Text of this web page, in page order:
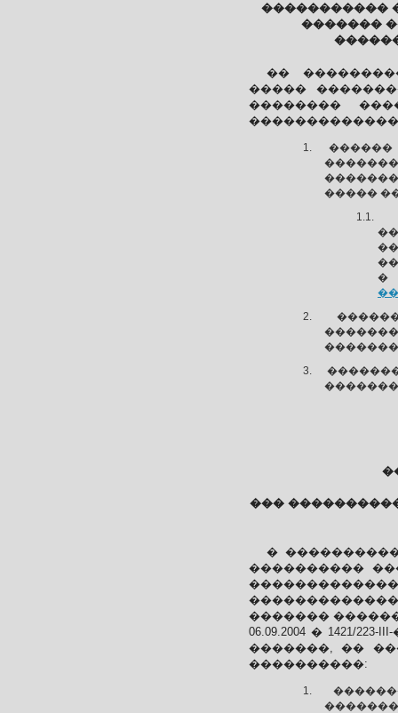
�����������
�������
��
�����
��������
������
����� ��
�
���
�
����������
�������
06.09.2004 �
�������, ��
����������: